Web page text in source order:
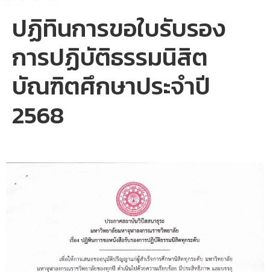
ปฏิทินการขอใบรับรอง
การปฏิบัติธรรมนิสิต
บัณฑิตศึกษาประจำปี
2568